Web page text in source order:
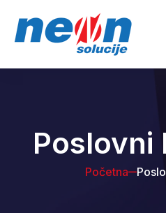
Poslovni
Početna